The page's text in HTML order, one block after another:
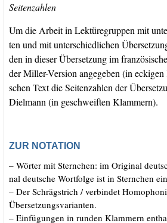
Sei­ten­zah­len
Um die Arbeit in Lek­tü­re­grup­pen mit
ten und mit unter­schied­li­chen
den in die­ser Über­set­zung im
der Mil­ler-Ver­si­on ange­ge­ben (in
schen Text die Sei­ten­zah­len der
Dielmann (in geschweif­ten Klammern).
ZUR NOTATION
– Wör­ter mit Stern­chen: im Ori­gi­nal
nal deut­sche Wort­fol­ge ist in Stern­chen
– Der Schräg­strich /​ ver­bin­det
Übersetzungsvarianten.
– Ein­fü­gun­gen in run­den Klam­mern